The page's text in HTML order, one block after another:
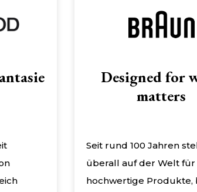
Designed for
matters
Seit rund 100 Jahren
überall auf der Welt für
hochwertige Produkte,